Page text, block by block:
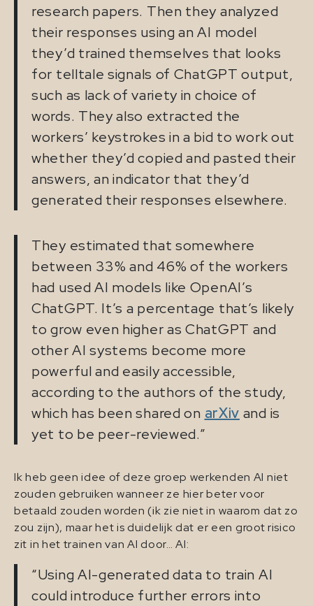
research papers. Then they analyzed
their responses using an AI model
they’d trained themselves that looks
for telltale signals of ChatGPT output,
such as lack of variety in choice of
words. They also extracted the
workers’ keystrokes in a bid to work out
whether they’d copied and pasted their
answers, an indicator that they’d
generated their responses elsewhere.
They estimated that somewhere
between 33% and 46% of the workers
had used AI models like OpenAI’s
ChatGPT. It’s a percentage that’s likely
to grow even higher as ChatGPT and
other AI systems become more
powerful and easily accessible,
according to the authors of the study,
which has been shared on arXiv and is
yet to be peer-reviewed.”
Ik heb geen idee of deze groep werkenden AI niet
zouden gebruiken wanneer ze hier beter voor
betaald zouden worden (ik zie niet in waarom dat zo
zou zijn), maar het is duidelijk dat er een groot risico
zit in het trainen van AI door… AI:
“Using AI-generated data to train AI
could introduce further errors into